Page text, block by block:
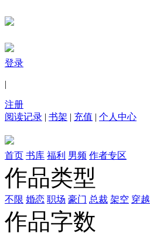
登录
|
注册
阅读记录 | 书架 | 充值 | 个人中心
首页 书库 福利 男频 作者专区
作品类型
不限 婚恋 职场 豪门 总裁 架空 穿越
作品字数